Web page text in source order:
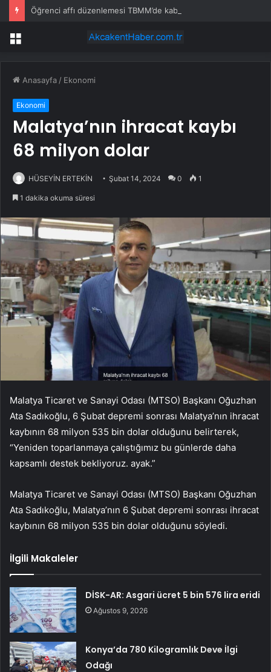
Öğrenci affı düzenlemesi TBMM’de kabul edildi
Menü
Anasayfa / Ekonomi
Ekonomi
Malatya’nın ihracat kaybı
68 milyon dolar
HÜSEYİN ERTEKİN Şubat 14, 2024 0 1
1 dakika okuma süresi
Malatya Ticaret ve Sanayi Odası (MTSO) Başkanı Oğuzhan
Ata Sadıkoğlu, 6 Şubat depremi sonrası Malatya’nın ihracat
kaybının 68 milyon 535 bin dolar olduğunu belirterek,
“Yeniden toparlanmaya çalıştığımız bu günlerde daha
kapsamlı destek bekliyoruz. ayak.”
Malatya Ticaret ve Sanayi Odası (MTSO) Başkanı Oğuzhan
Ata Sadıkoğlu, Malatya’nın 6 Şubat depremi sonrası ihracat
kaybının 68 milyon 535 bin dolar olduğunu söyledi.
İlgili Makaleler
DİSK-AR: Asgari ücret 5 bin 576 lira eridi
Ağustos 9, 2026
Konya’da 780 Kilogramlık Deve İlgi
Odağı